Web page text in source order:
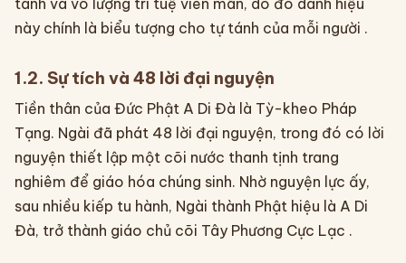
tánh và vô lượng trí tuệ viên mãn, do đó danh hiệu
này chính là biểu tượng cho tự tánh của mỗi người .
1.2. Sự tích và 48 lời đại nguyện
Tiền thân của Đức Phật A Di Đà là Tỳ-kheo Pháp
Tạng. Ngài đã phát 48 lời đại nguyện, trong đó có lời
nguyện thiết lập một cõi nước thanh tịnh trang
nghiêm để giáo hóa chúng sinh. Nhờ nguyện lực ấy,
sau nhiều kiếp tu hành, Ngài thành Phật hiệu là A Di
Đà, trở thành giáo chủ cõi Tây Phương Cực Lạc .